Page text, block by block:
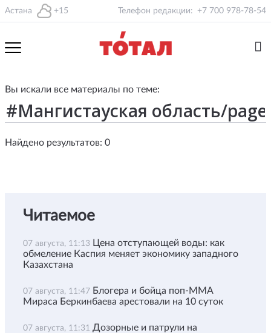
Астана +15 Телефон редакции: +7 700 978-78-54
Вы искали все материалы по теме:
Найдено результатов: 0
Читаемое
07 августа, 11:13 Цена отступающей воды: как
обмеление Каспия меняет экономику западного
Казахстана
07 августа, 11:47 Блогера и бойца поп-ММА
Мираса Беркинбаева арестовали на 10 суток
07 августа, 11:31 Дозорные и патрули на